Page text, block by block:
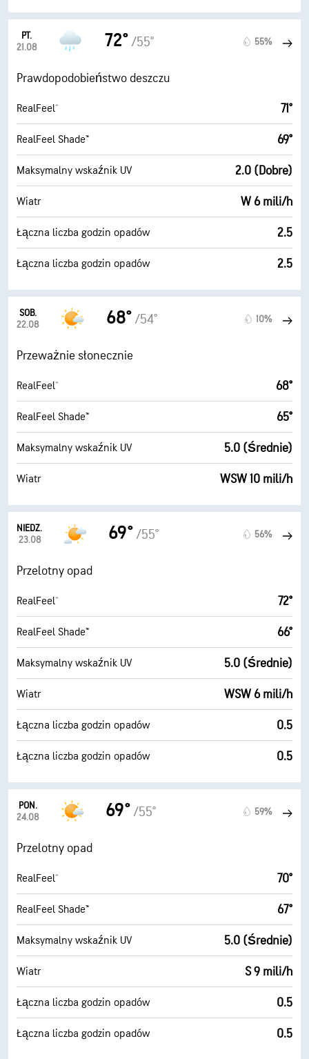
PT.
21.08
72° /55° 55%
Prawdopodobieństwo deszczu
RealFeel® 71°
RealFeel Shade™ 69°
Maksymalny wskaźnik UV 2.0 (Dobre)
Wiatr W 6 mili/h
Łączna liczba godzin opadów 2.5
Łączna liczba godzin opadów 2.5
SOB.
22.08
68° /54° 10%
Przeważnie słonecznie
RealFeel® 68°
RealFeel Shade™ 65°
Maksymalny wskaźnik UV 5.0 (Średnie)
Wiatr WSW 10 mili/h
NIEDZ.
23.08
69° /55° 56%
Przelotny opad
RealFeel® 72°
RealFeel Shade™ 66°
Maksymalny wskaźnik UV 5.0 (Średnie)
Wiatr WSW 6 mili/h
Łączna liczba godzin opadów 0.5
Łączna liczba godzin opadów 0.5
PON.
24.08
69° /55° 59%
Przelotny opad
RealFeel® 70°
RealFeel Shade™ 67°
Maksymalny wskaźnik UV 5.0 (Średnie)
Wiatr S 9 mili/h
Łączna liczba godzin opadów 0.5
Łączna liczba godzin opadów 0.5